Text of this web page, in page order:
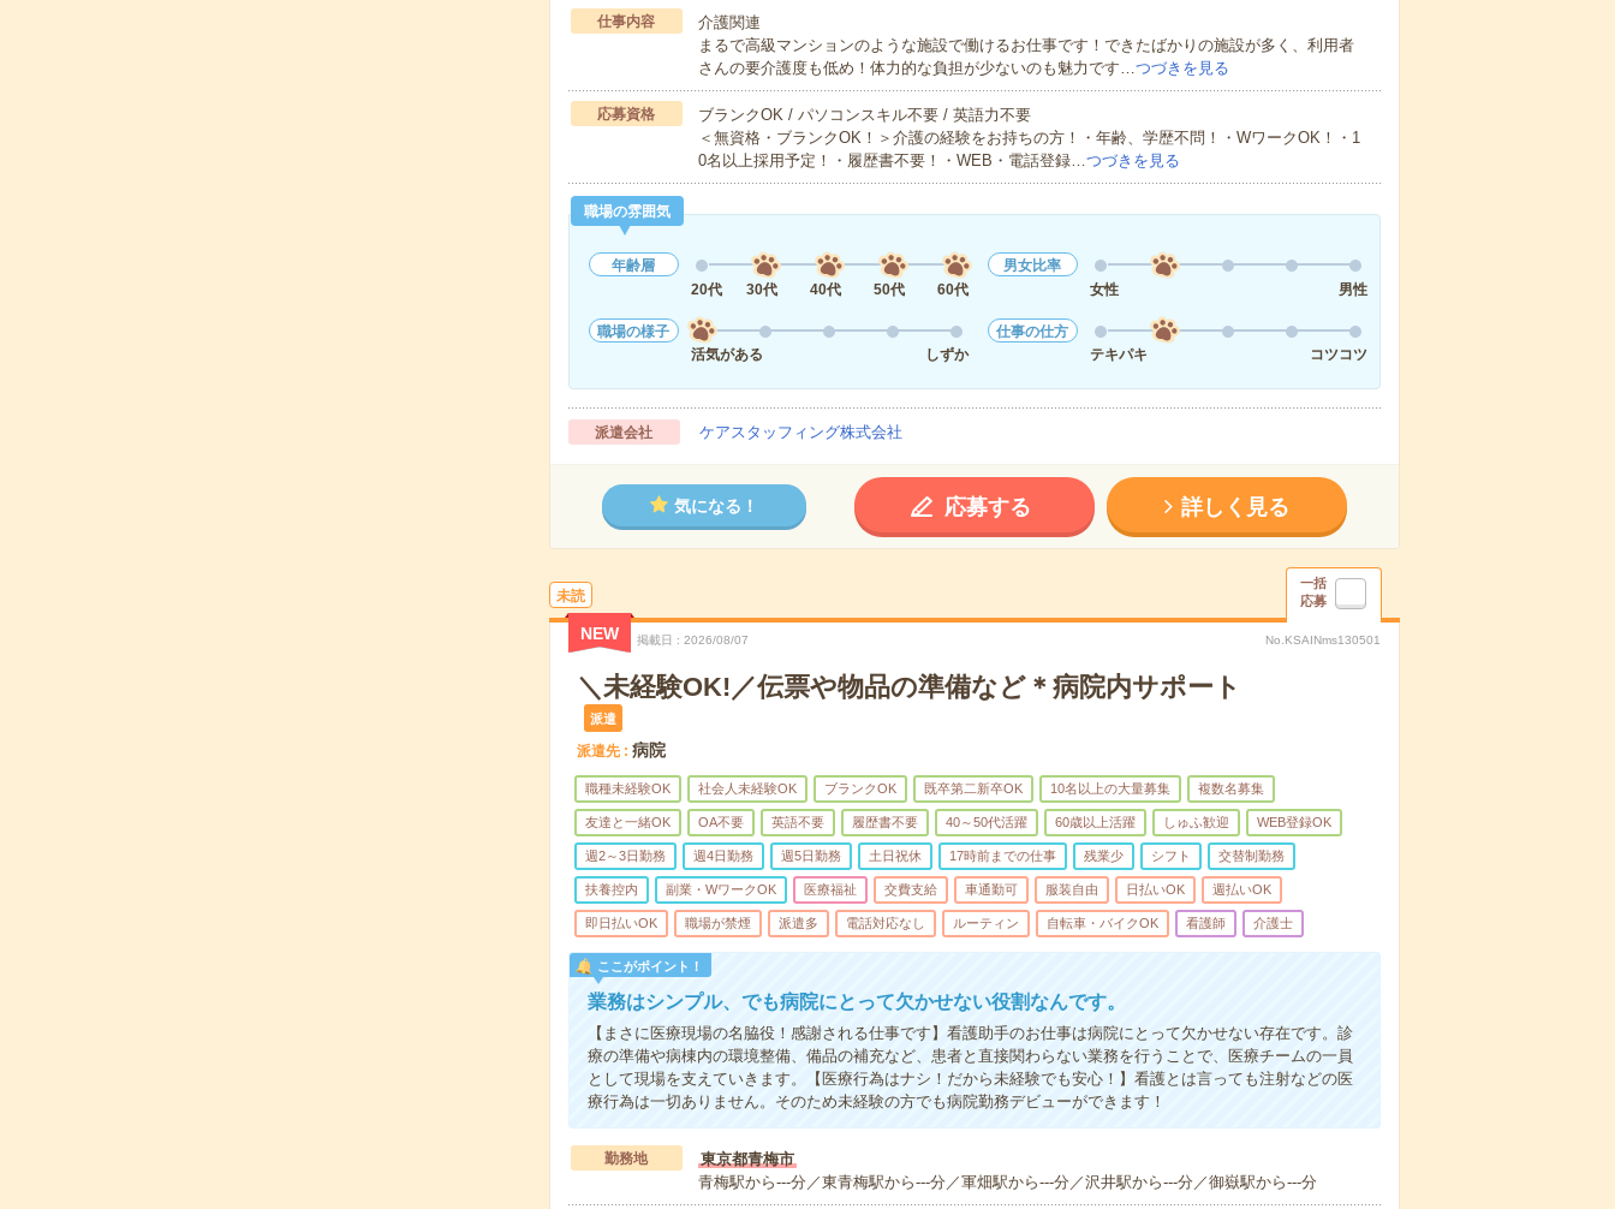
仕事内容
介護関連
まるで高級マンションのような施設で働けるお仕事です！できたばかりの施設が多く、利用者
さんの要介護度も低め！体力的な負担が少ないのも魅力です…つづきを見る
応募資格
ブランクOK / パソコンスキル不要 / 英語力不要
＜無資格・ブランクOK！＞介護の経験をお持ちの方！・年齢、学歴不問！・WワークOK！・1
0名以上採用予定！・履歴書不要！・WEB・電話登録…つづきを見る
職場の雰囲気
年齢層
20代
30代 40代 50代 60代
男女比率
女性
男性
職場の様子
活気がある
しずか
仕事の仕方
テキパキ
コツコツ
派遣会社 ケアスタッフィング株式会社
気になる！ 応募する 詳しく見る
未読
一括
応募
NEW 掲載日 2026/08/07 No.KSAINms130501
＼未経験OK!／伝票や物品の準備など＊病院内サポート
派遣
派遣先 病院
職種未経験OK 社会人未経験OK ブランクOK 既卒第二新卒OK 10名以上の大量募集 複数名募集
友達と一緒OK OA不要 英語不要 履歴書不要 40～50代活躍 60歳以上活躍 しゅふ歓迎 WEB登録OK
週2～3日勤務 週4日勤務 週5日勤務 土日祝休 17時前までの仕事 残業少 シフト 交替制勤務
扶養控内 副業・WワークOK 医療福祉 交費支給 車通勤可 服装自由 日払いOK 週払いOK
即日払いOK 職場が禁煙 派遣多 電話対応なし ルーティン 自転車・バイクOK 看護師 介護士
ここがポイント！
業務はシンプル、でも病院にとって欠かせない役割なんです。
【まさに医療現場の名脇役！感謝される仕事です】看護助手のお仕事は病院にとって欠かせない存在です。診
療の準備や病棟内の環境整備、備品の補充など、患者と直接関わらない業務を行うことで、医療チームの一員
として現場を支えていきます。【医療行為はナシ！だから未経験でも安心！】看護とは言っても注射などの医
療行為は一切ありません。そのため未経験の方でも病院勤務デビューができます！
勤務地
東京都青梅市
青梅駅から---分／東青梅駅から---分／軍畑駅から---分／沢井駅から---分／御嶽駅から---分